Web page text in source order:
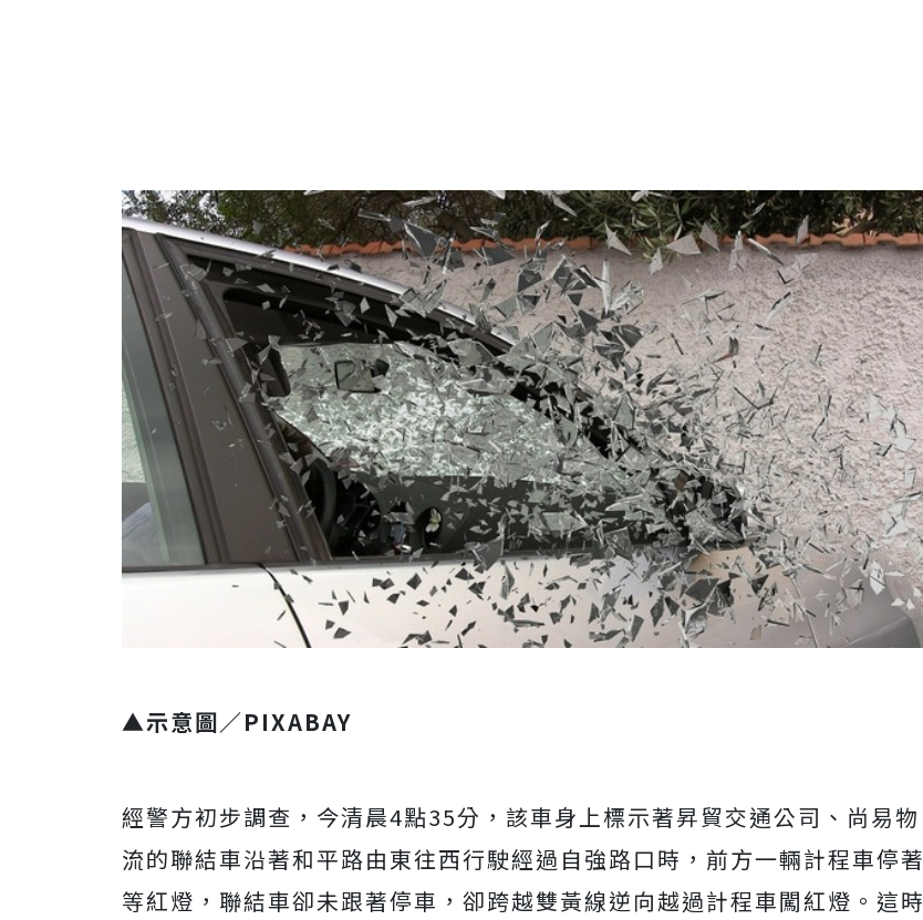
▲示意圖／PIXABAY
經警方初步調查，今清晨4點35分，該車身上標示著昇貿交通公司、尚易物
流的聯結車沿著和平路由東往西行駛經過自強路口時，前方一輛計程車停著
等紅燈，聯結車卻未跟著停車，卻跨越雙黃線逆向越過計程車闖紅燈。這時